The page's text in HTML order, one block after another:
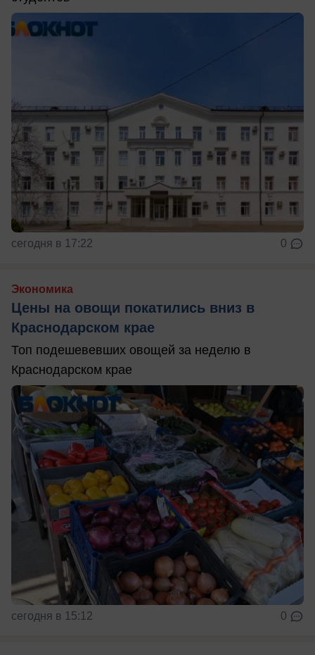
сегодня в 17:22 0
Экономика
Цены на овощи покатились вниз в
Краснодарском крае
Топ подешевевших овощей за неделю в
Краснодарском крае
сегодня в 15:12 0